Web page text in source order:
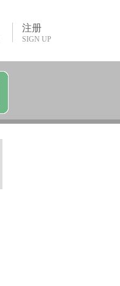
注册
SIGN UP